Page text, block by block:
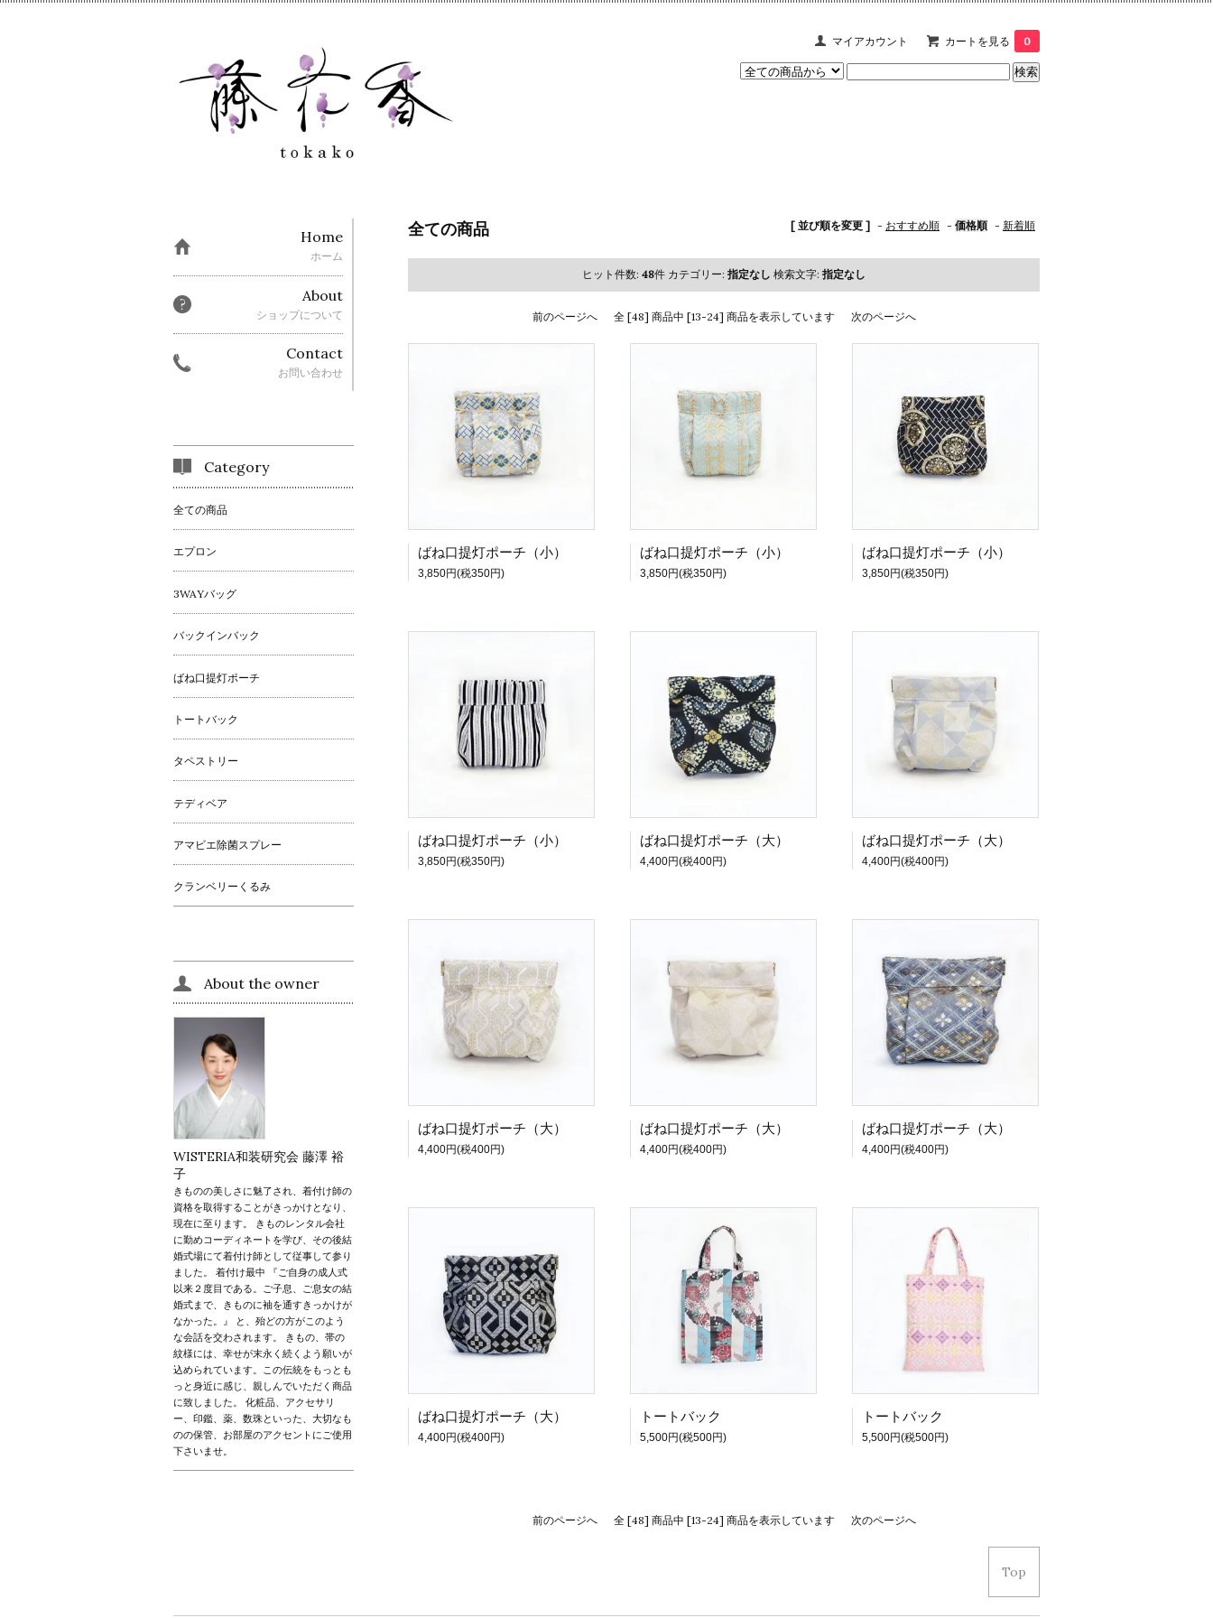
マイアカウント カートを見る 0
[ 並び順を変更 ] - おすすめ順 - 価格順 - 新着順
全ての商品
ヒット件数: 48件 カテゴリー: 指定なし 検索文字: 指定なし
前のページへ 全 [48] 商品中 [13-24] 商品を表示しています 次のページへ
ばね口提灯ポーチ（小）
3,850円(税350円)
ばね口提灯ポーチ（小）
3,850円(税350円)
ばね口提灯ポーチ（小）
3,850円(税350円)
ばね口提灯ポーチ（小）
3,850円(税350円)
ばね口提灯ポーチ（大）
4,400円(税400円)
ばね口提灯ポーチ（大）
4,400円(税400円)
ばね口提灯ポーチ（大）
4,400円(税400円)
ばね口提灯ポーチ（大）
4,400円(税400円)
ばね口提灯ポーチ（大）
4,400円(税400円)
ばね口提灯ポーチ（大）
4,400円(税400円)
トートバック
5,500円(税500円)
トートバック
5,500円(税500円)
前のページへ 全 [48] 商品中 [13-24] 商品を表示しています 次のページへ
Home
ホーム
About
ショップについて
Contact
お問い合わせ
Category
全ての商品
エプロン
3WAYバッグ
バックインバック
ばね口提灯ポーチ
トートバック
タペストリー
テディベア
アマビエ除菌スプレー
クランベリーくるみ
About the owner
WISTERIA和装研究会 藤澤 裕
子
きものの美しさに魅了され、着付け師の
資格を取得することがきっかけとなり、
現在に至ります。 きものレンタル会社
に勤めコーディネートを学び、その後結
婚式場にて着付け師として従事して参り
ました。 着付け最中 『ご自身の成人式
以来２度目である。ご子息、ご息女の結
婚式まで、きものに袖を通すきっかけが
なかった。』 と、殆どの方がこのよう
な会話を交わされます。 きもの、帯の
紋様には、幸せが末永く続くよう願いが
込められています。この伝統をもっとも
っと身近に感じ、親しんでいただく商品
に致しました。 化粧品、アクセサリ
ー、印鑑、薬、数珠といった、大切なも
のの保管、お部屋のアクセントにご使用
下さいませ。
Top